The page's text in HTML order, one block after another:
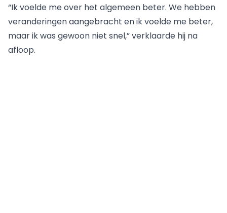
“Ik voelde me over het algemeen beter. We hebben
veranderingen aangebracht en ik voelde me beter,
maar ik was gewoon niet snel,” verklaarde hij na
afloop.